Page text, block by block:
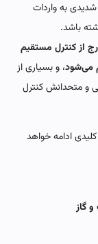
به واردات
باشد.
از کنترل مستقیم
می‌شود، و بسیاری از
و متحدانش کنترل
ادامه خواهد
گاز